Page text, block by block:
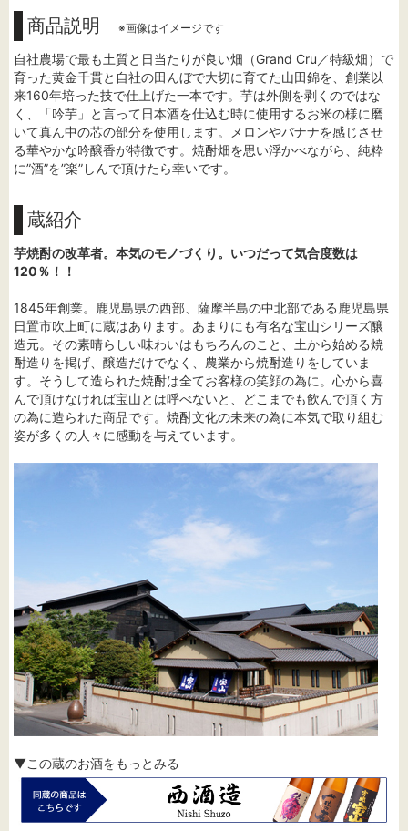
商品説明 ※画像はイメージです
自社農場で最も土質と日当たりが良い畑（Grand Cru／特級畑）で
育った黄金千貫と自社の田んぼで大切に育てた山田錦を、創業以
来160年培った技で仕上げた一本です。芋は外側を剥くのではな
く、「吟芋」と言って日本酒を仕込む時に使用するお米の様に磨
いて真ん中の芯の部分を使用します。メロンやバナナを感じさせ
る華やかな吟醸香が特徴です。焼酎畑を思い浮かべながら、純粋
に”酒”を”楽”しんで頂けたら幸いです。
蔵紹介
芋焼酎の改革者。本気のモノづくり。いつだって気合度数は
120％！！
1845年創業。鹿児島県の西部、薩摩半島の中北部である鹿児島県
日置市吹上町に蔵はあります。あまりにも有名な宝山シリーズ醸
造元。その素晴らしい味わいはもちろんのこと、土から始める焼
酎造りを掲げ、醸造だけでなく、農業から焼酎造りをしていま
す。そうして造られた焼酎は全てお客様の笑顔の為に。心から喜
んで頂けなければ宝山とは呼べないと、どこまでも飲んで頂く方
の為に造られた商品です。焼酎文化の未来の為に本気で取り組む
姿が多くの人々に感動を与えています。
▼この蔵のお酒をもっとみる